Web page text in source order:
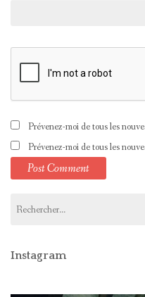
Prévenez-moi de tous les
Prévenez-moi de tous les
Instagram